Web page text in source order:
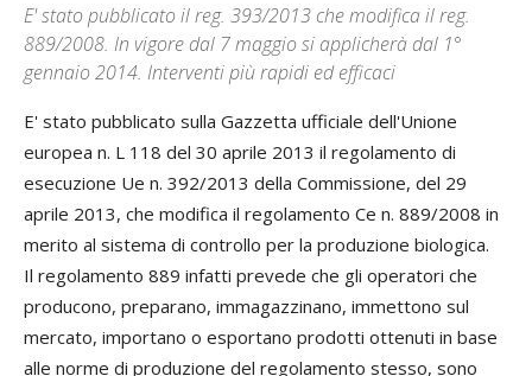
E' stato pubblicato il reg. 393/2013 che modifica il reg.
889/2008. In vigore dal 7 maggio si applicherà dal 1°
gennaio 2014. Interventi più rapidi ed efficaci
E' stato pubblicato sulla Gazzetta ufficiale dell'Unione
europea n. L 118 del 30 aprile 2013 il regolamento di
esecuzione Ue n. 392/2013 della Commissione, del 29
aprile 2013, che modifica il regolamento Ce n. 889/2008 in
merito al sistema di controllo per la produzione biologica.
Il regolamento 889 infatti prevede che gli operatori che
producono, preparano, immagazzinano, immettono sul
mercato, importano o esportano prodotti ottenuti in base
alle norme di produzione del regolamento stesso, sono